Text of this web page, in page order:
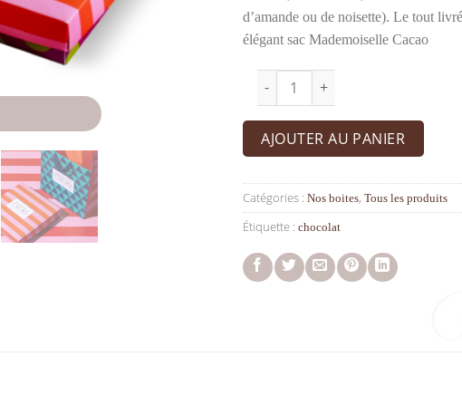
d’amande ou de noisette). Le tout
élégant sac Mademoiselle Cacao
quantité de Boîte rose et rouge
AJOUTER AU PANIER
Catégories : Nos boites, Tous les produits
Étiquette : chocolat